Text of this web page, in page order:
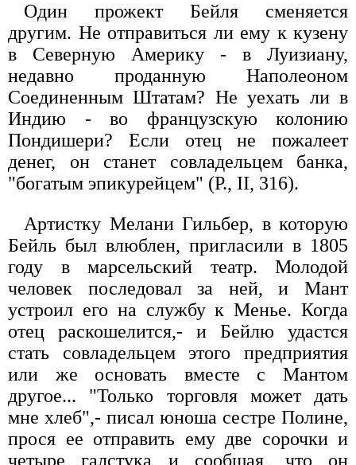
Один прожект Бейля сменяется
другим. Не отправиться ли ему к кузену
в Северную Америку - в Луизиану,
недавно проданную Наполеоном
Соединенным Штатам? Не уехать ли в
Индию - во французскую колонию
Пондишери? Если отец не пожалеет
денег, он станет совладельцем банка,
"богатым эпикурейцем" (Р., II, 316).
Артистку Мелани Гильбер, в которую
Бейль был влюблен, пригласили в 1805
году в марсельский театр. Молодой
человек последовал за ней, и Мант
устроил его на службу к Менье. Когда
отец раскошелится,- и Бейлю удастся
стать совладельцем этого предприятия
или же основать вместе с Мантом
другое... "Только торговля может дать
мне хлеб",- писал юноша сестре Полине,
прося ее отправить ему две сорочки и
четыре галстука и сообщая, что он